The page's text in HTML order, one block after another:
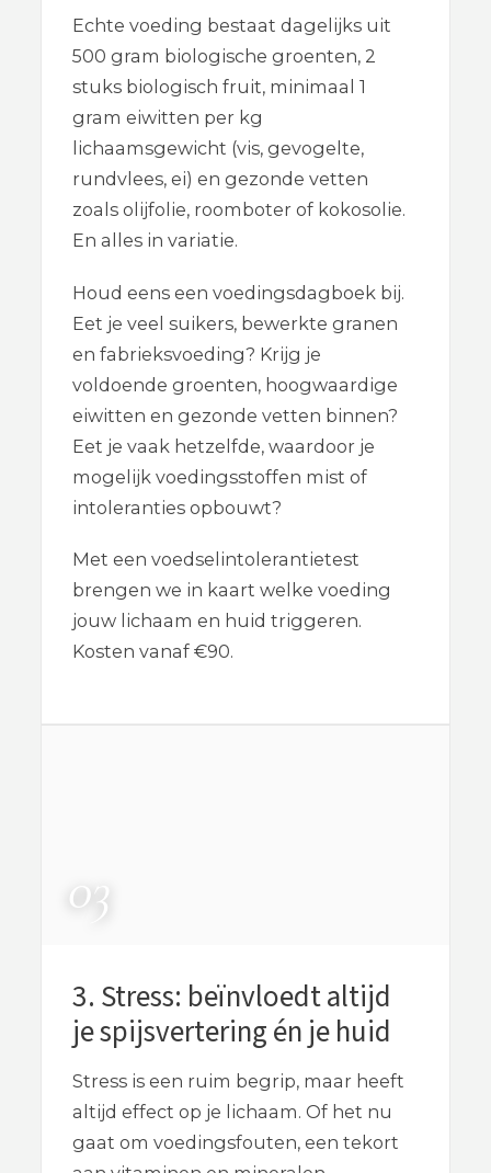
Echte voeding bestaat dagelijks uit
500 gram biologische groenten, 2
stuks biologisch fruit, minimaal 1
gram eiwitten per kg
lichaamsgewicht (vis, gevogelte,
rundvlees, ei) en gezonde vetten
zoals olijfolie, roomboter of kokosolie.
En alles in variatie.
Houd eens een voedingsdagboek bij.
Eet je veel suikers, bewerkte granen
en fabrieksvoeding? Krijg je
voldoende groenten, hoogwaardige
eiwitten en gezonde vetten binnen?
Eet je vaak hetzelfde, waardoor je
mogelijk voedingsstoffen mist of
intoleranties opbouwt?
Met een voedselintolerantietest
brengen we in kaart welke voeding
jouw lichaam en huid triggeren.
Kosten vanaf €90.
3. Stress: beïnvloedt altijd
je spijsvertering én je huid
Stress is een ruim begrip, maar heeft
altijd effect op je lichaam. Of het nu
gaat om voedingsfouten, een tekort